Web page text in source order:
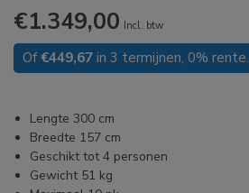
€1.349,00 Incl. btw
Of€449,67 in 3 termijnen, 0% rente.
Lengte 300 cm
Breedte 157 cm
Geschikt tot 4 personen
Gewicht 51 kg